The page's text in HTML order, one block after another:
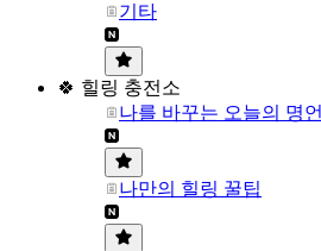
기타
🍀 힐링 충전소
나를 바꾸는 오늘의 명언
나만의 힐링 꿀팁